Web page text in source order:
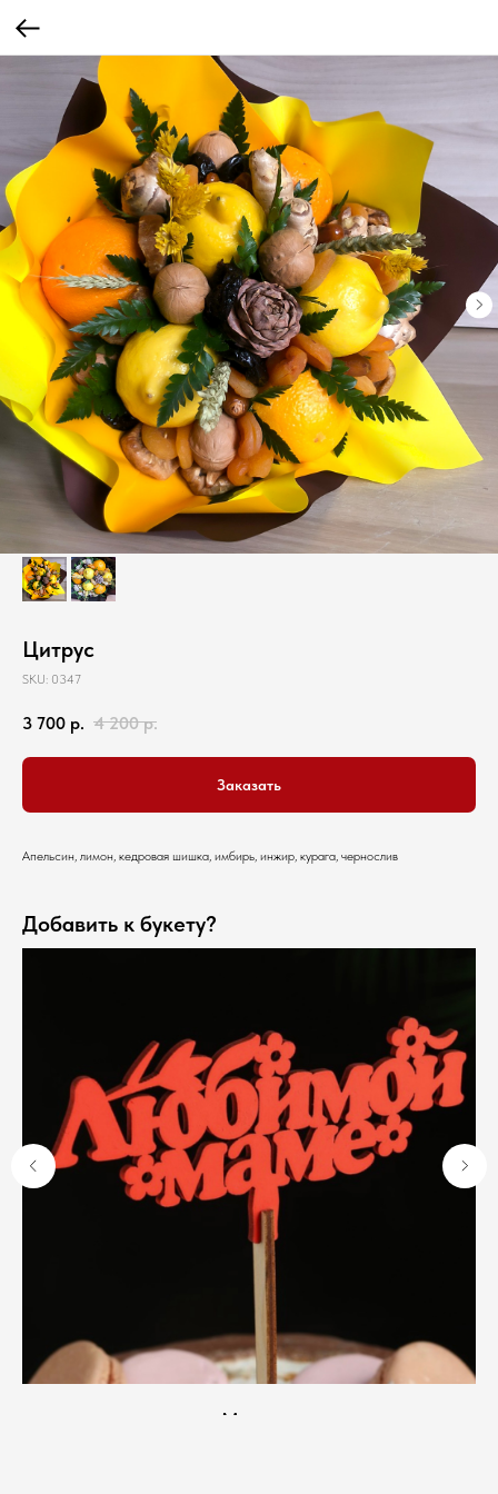
Цитрус
SKU: 0347
3 700 р. 4 200 р.
Заказать
Апельсин, лимон, кедровая шишка, имбирь, инжир, курага, чернослив
Добавить к букету?
Маме